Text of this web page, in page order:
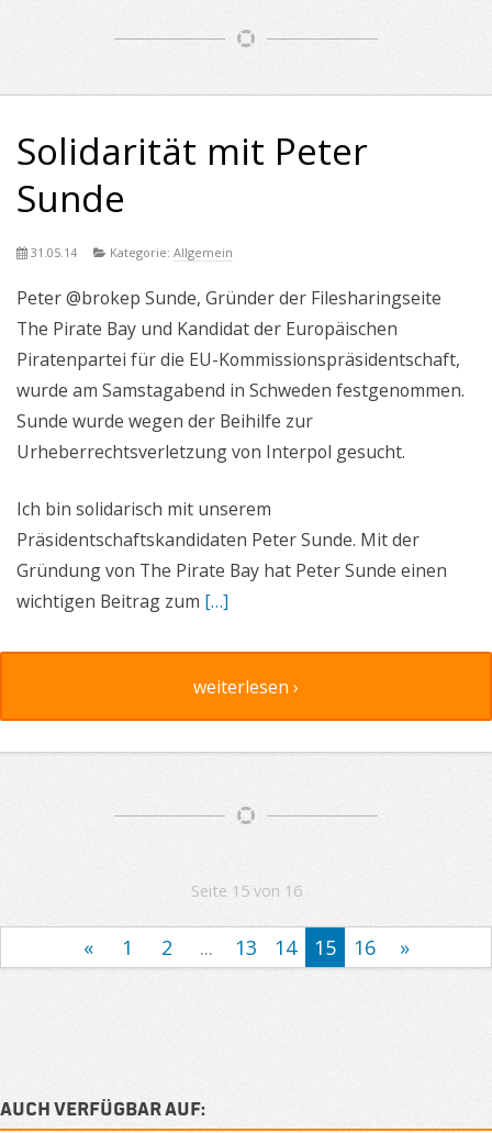
Solidarität mit Peter
Sunde
31.05.14 Kategorie:Allgemein
Peter @brokep Sunde, Gründer der Filesharingseite
The Pirate Bay und Kandidat der Europäischen
Piratenpartei für die EU-Kommissionspräsidentschaft,
wurde am Samstagabend in Schweden festgenommen.
Sunde wurde wegen der Beihilfe zur
Urheberrechtsverletzung von Interpol gesucht.
Ich bin solidarisch mit unserem
Präsidentschaftskandidaten Peter Sunde. Mit der
Gründung von The Pirate Bay hat Peter Sunde einen
wichtigen Beitrag zum […]
weiterlesen ›
Artikelnavigation
Seite 15 von 16
« 1 2 ... 13 14 15 16 »
Sidebar
Auch verfügbar auf: